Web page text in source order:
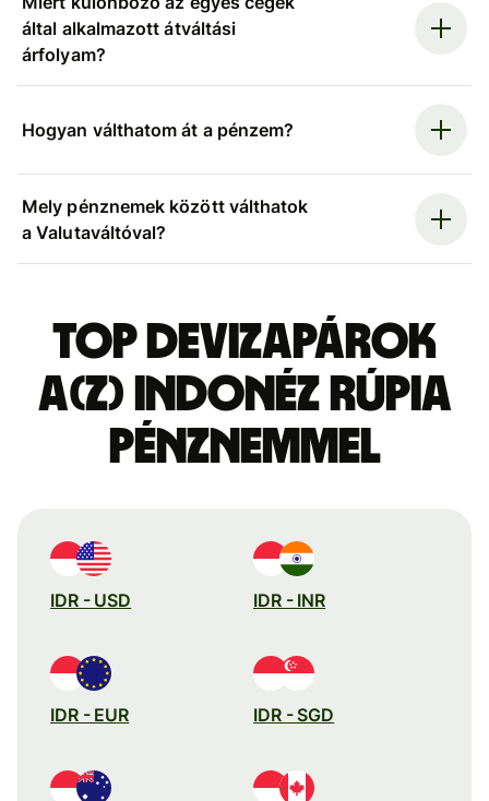
által alkalmazott átváltási
árfolyam?
Hogyan válthatom át a pénzem?
Mely pénznemek között válthatok
a Valutaváltóval?
Top devizapárok
a(z) indonéz rúpia
pénznemmel
IDR - USD IDR - INR
IDR - EUR IDR - SGD